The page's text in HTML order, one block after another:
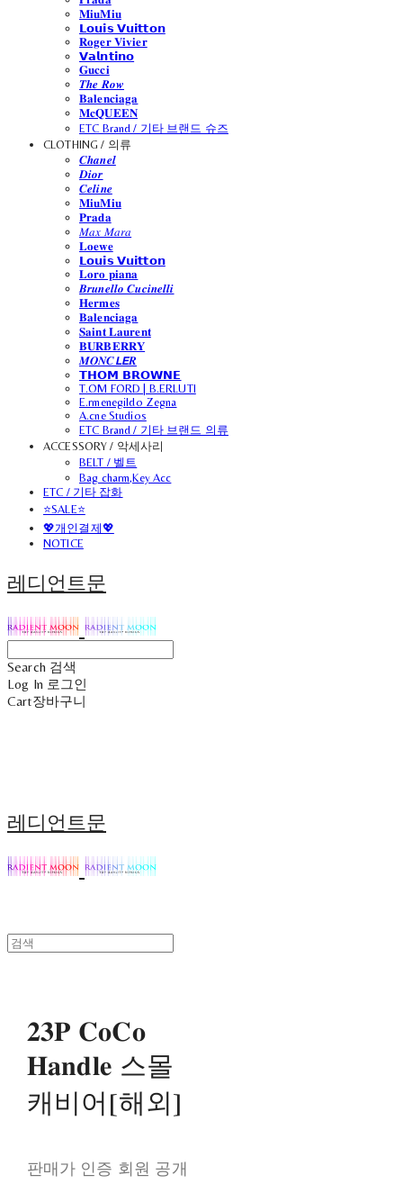
𝐌𝐢𝐮𝐌𝐢𝐮
𝗟𝗼𝘂𝗶𝘀 𝗩𝘂𝗶𝘁𝘁𝗼𝗻
𝐑𝐨𝐠𝐞𝐫 𝐕𝐢𝐯𝐢𝐞𝐫
𝗩𝗮𝗹𝗻𝘁𝗶𝗻𝗼
𝐆𝐮𝐜𝐜𝐢
𝑻𝒉𝒆 𝑹𝒐𝒘
𝐁𝐚𝐥𝐞𝐧𝐜𝐢𝐚𝐠𝐚
𝐌𝐜𝐐𝐔𝐄𝐄𝐍
ETC Brand / 기타 브랜드 슈즈
CLOTHING / 의류
𝑪𝒉𝒂𝒏𝒆𝒍
𝑫𝒊𝒐𝒓
𝑪𝒆𝒍𝒊𝒏𝒆
𝐌𝐢𝐮𝐌𝐢𝐮
𝐏𝐫𝐚𝐝𝐚
𝑀𝑎𝑥 𝑀𝑎𝑟𝑎
𝐋𝐨𝐞𝐰𝐞
𝗟𝗼𝘂𝗶𝘀 𝗩𝘂𝗶𝘁𝘁𝗼𝗻
𝐋𝐨𝐫𝐨 𝐩𝐢𝐚𝐧𝐚
𝑩𝒓𝒖𝒏𝒆𝒍𝒍𝒐 𝑪𝒖𝒄𝒊𝒏𝒆𝒍𝒍𝒊
𝐇𝐞𝐫𝐦𝐞𝐬
𝐁𝐚𝐥𝐞𝐧𝐜𝐢𝐚𝐠𝐚
𝐒𝐚𝐢𝐧𝐭 𝐋𝐚𝐮𝐫𝐞𝐧𝐭
𝐁𝐔𝐑𝐁𝐄𝐑𝐑𝐘
𝑴𝑶𝑵𝑪𝙇𝙀𝑹
𝗧𝗛𝗢𝗠 𝗕𝗥𝗢𝗪𝗡𝗘
T.OM FORD | B.ERLUTI
E.rmenegildo Zegna
A.cne Studios
ETC Brand / 기타 브랜드 의류
ACCESSORY / 악세사리
BELT / 벨트
Bag charm,Key Acc
ETC / 기타 잡화
⭐SALE⭐
💖개인결제💖
NOTICE
레디언트문
Search 검색
Log In 로그인
Cart장바구니
레디언트문
𝟐𝟑𝐏 𝐂𝐨𝐂𝐨
𝐇𝐚𝐧𝐝𝐥𝐞 스몰
캐비어[해외]
판매가 인증 회원 공개